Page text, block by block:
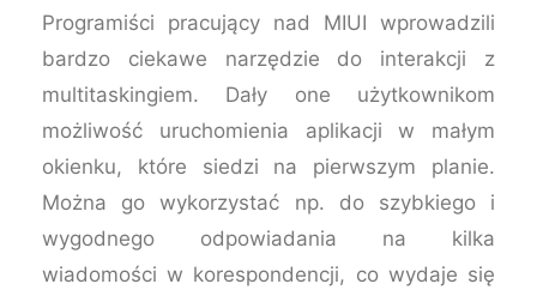
Programiści pracujący nad MIUI wprowadzili
bardzo ciekawe narzędzie do interakcji z
multitaskingiem. Dały one użytkownikom
możliwość uruchomienia aplikacji w małym
okienku, które siedzi na pierwszym planie.
Można go wykorzystać np. do szybkiego i
wygodnego odpowiadania na kilka
wiadomości w korespondencji, co wydaje się